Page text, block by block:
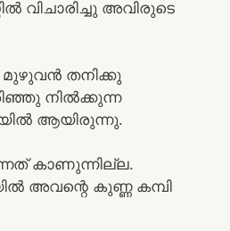
വിചാരിച്ചു അവിരുടെ
മുഴുവൻ തനിക്കു
നിൽക്കുന്ന
ആയിരുന്നു.
കാണുന്നില്ല.
അവന്റെ കുണ്ണ കമ്പി